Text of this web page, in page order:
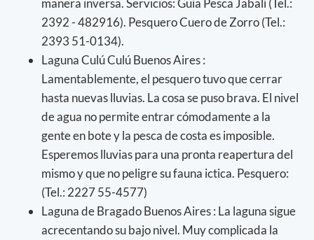
manera inversa. Servicios: Guía Pesca Jabalí (Tel.:
2392 - 482916). Pesquero Cuero de Zorro (Tel.:
2393 51-0134).
Laguna Culú Culú Buenos Aires :
Lamentablemente, el pesquero tuvo que cerrar
hasta nuevas lluvias. La cosa se puso brava. El nivel
de agua no permite entrar cómodamente a la
gente en bote y la pesca de costa es imposible.
Esperemos lluvias para una pronta reapertura del
mismo y que no peligre su fauna ictica. Pesquero:
(Tel.: 2227 55-4577)
Laguna de Bragado Buenos Aires : La laguna sigue
acrecentando su bajo nivel. Muy complicada la